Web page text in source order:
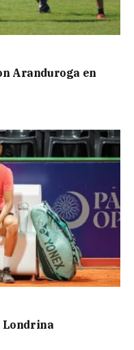
Aranduroga en
Londrina